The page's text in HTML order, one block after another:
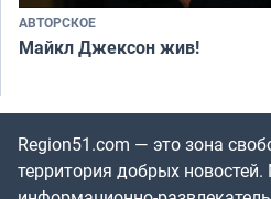
АВТОРСКОЕ
Майкл Джексон жив!
Region51.com — это зона
территория добрых